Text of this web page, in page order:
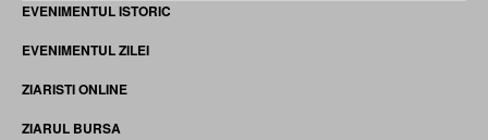
EVENIMENTUL ISTORIC
EVENIMENTUL ZILEI
ZIARISTI ONLINE
ZIARUL BURSA